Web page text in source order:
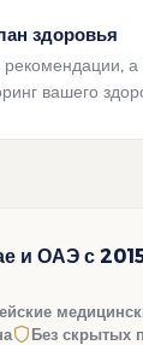
здоровья
а
вашего
и ОАЭ с
Без скрытых